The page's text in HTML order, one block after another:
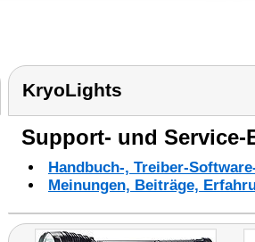
KryoLights
Support- und Service-
Handbuch-, Treiber-
Meinungen, Beiträge,